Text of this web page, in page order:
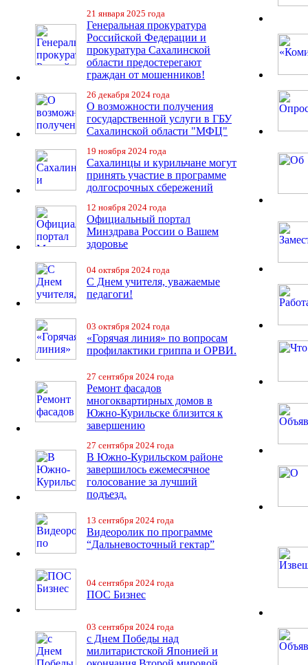
21 января 2025 года
Генеральная прокуратура
Российской Федерации и
прокуратура Сахалинской
области предостерегают
граждан от мошенников!
26 декабря 2024 года
О возможности получения
государственной услуги в ГБУ
Сахалинской области "МФЦ"
19 ноября 2024 года
Сахалинцы и курильчане могут
принять участие в программе
долгосрочных сбережений
12 ноября 2024 года
Официальный портал
Минздрава России о Вашем
здоровье
04 октября 2024 года
С Днем учителя, уважаемые
педагоги!
03 октября 2024 года
«Горячая линия» по вопросам
профилактики гриппа и ОРВИ.
27 сентября 2024 года
Ремонт фасадов
многоквартирных домов в
Южно-Курильске близится к
завершению
27 сентября 2024 года
В Южно-Курильском районе
завершилось ежемесячное
голосование за лучший
подъезд.
13 сентября 2024 года
Видеоролик по программе
“Дальневосточный гектар”
04 сентября 2024 года
ПОС Бизнес
03 сентября 2024 года
с Днем Победы над
милитаристской Японией и